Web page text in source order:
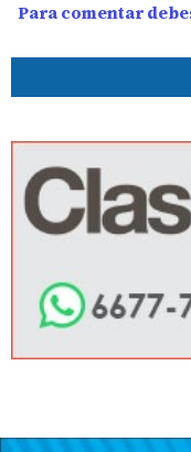
Para comentar